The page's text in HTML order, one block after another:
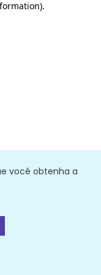
você obtenha a
.